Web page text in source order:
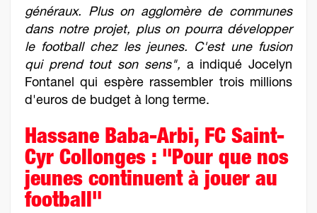
généraux. Plus on agglomère de communes
dans notre projet, plus on pourra développer
le football chez les jeunes. C'est une fusion
qui prend tout son sens", a indiqué Jocelyn
Fontanel qui espère rassembler trois millions
d'euros de budget à long terme.
Hassane Baba-Arbi, FC Saint-
Cyr Collonges : "Pour que nos
jeunes continuent à jouer au
football"